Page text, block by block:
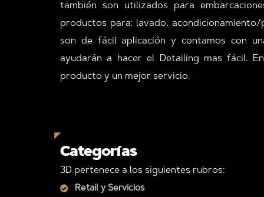
también son utilizados para
productos para: lavado,
son de fácil aplicación y contamos con
ayudarán a hacer el Detailing mas fácil.
producto y un mejor servicio.
Categorías
3D pertenece a los siguientes rubros:
Retail y Servicios